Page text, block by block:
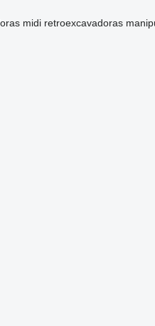
midi retroexcavadoras